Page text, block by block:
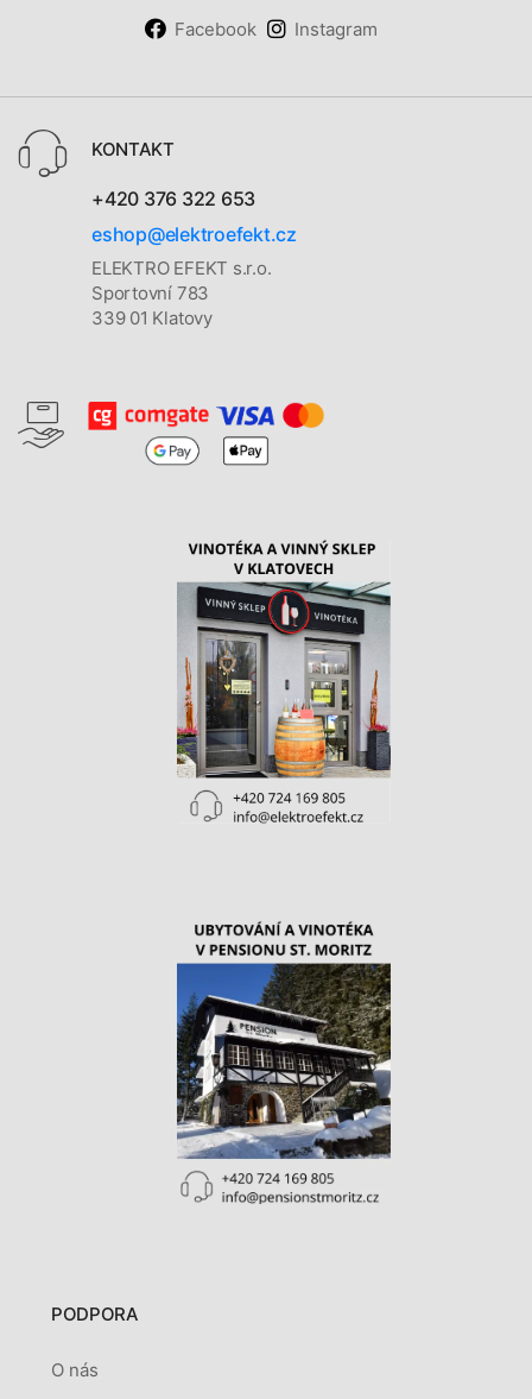
Facebook Instagram
KONTAKT
+420 376 322 653
eshop@elektroefekt.cz
ELEKTRO EFEKT s.r.o.
Sportovní 783
339 01 Klatovy
PODPORA
O nás